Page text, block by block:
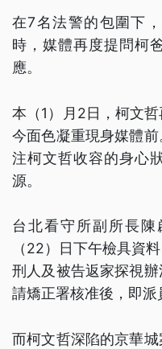
在7名法警的包圍下
時，媒體再度提問柯
應。
本（1）月2日，柯文
今面色凝重現身媒體
注柯文哲收容的身心
源。
台北看守所副所長
（22）日下午檢具資
刑人及被告返家探視
請矯正署核准後，即派
而柯文哲深陷的京華